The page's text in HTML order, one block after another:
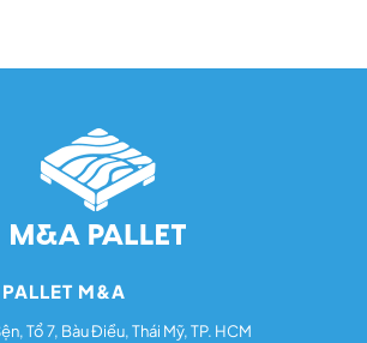
M&A
Tổ 7, Bàu Điều, Thái Mỹ, TP. HCM